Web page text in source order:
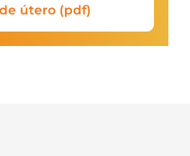
útero (pdf)